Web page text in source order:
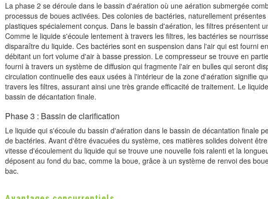
La phase 2 se déroule dans le bassin d'aération où une aération submergée
processus de boues activées. Des colonies de bactéries, naturellement
plastiques spécialement conçus. Dans le bassin d'aération, les filtres présentent
Comme le liquide s'écoule lentement à travers les filtres, les bactéries se
disparaître du liquide. Ces bactéries sont en suspension dans l'air qui est fourni
débitant un fort volume d'air à basse pression. Le compresseur se trouve en
fourni à travers un système de diffusion qui fragmente l'air en bulles qui seront
circulation continuelle des eaux usées à l'intérieur de la zone d'aération signifie
travers les filtres, assurant ainsi une très grande efficacité de traitement. Le
bassin de décantation finale.
Phase 3 : Bassin de clarification
Le liquide qui s'écoule du bassin d'aération dans le bassin de décantation finale
de bactéries. Avant d'être évacuées du système, ces matières solides doivent
vitesse d'écoulement du liquide qui se trouve une nouvelle fois ralenti et la
déposent au fond du bac, comme la boue, grâce à un système de renvoi des
bac.